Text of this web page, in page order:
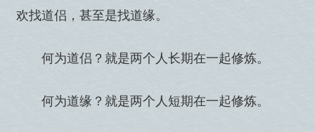
欢找道侣，甚至是找道缘。
何为道侣？就是两个人长期在一起修炼。
何为道缘？就是两个人短期在一起修炼。